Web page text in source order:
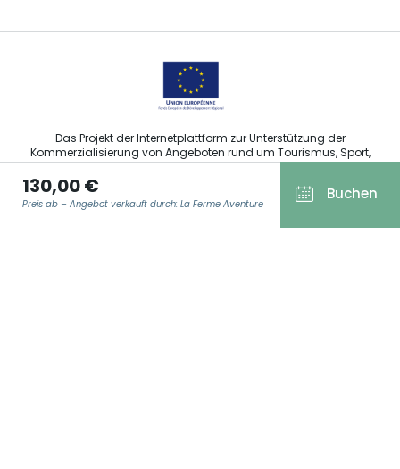
130,00 €
Preis ab – Angebot verkauft durch: La Ferme Aventure Buchen
Das Projekt der Internetplattform zur Unterstützung der
Kommerzialisierung von Angeboten rund um Tourismus, Sport,
Kultur und Weintourismus in der Region Grand Est wurde im
Rahmen der Maßnahmen der Europäischen Union zur
Abfederung der COVID-19-Pandemie vom Europäischen Fonds
für regionale Entwicklung (EFRE) finanziert.